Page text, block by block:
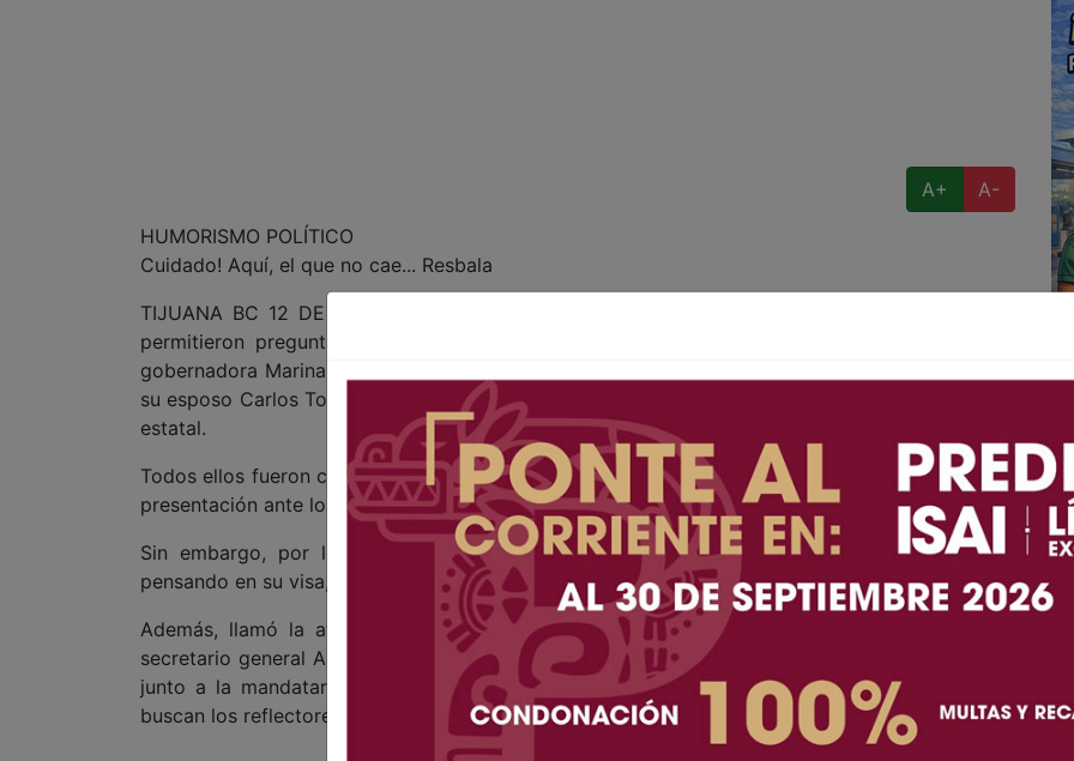
A+
A-
HUMORISMO POLÍTICO
Cuidado! Aquí, el que no cae... Resbala
TIJUANA BC 12 DE MAYO DE 2025 (AFN).- En la conferencia, que no lo fue porque no se
permitieron preguntas de los reporteros, lo interesante (además del posicionamiento de la
gobernadora Marina del Pilar Ávila Olmeda y del hecho de que solo se defendió y no habló de
su esposo Carlos Torres Torres), fue la presencia y actitud de sus colaboradores en el gabinete
estatal.
Todos ellos fueron convocados (por lo que se ve) para que arroparan a la gobernadora en esta
presentación ante los medios, para que se viera que tenían su respaldo.
Sin embargo, por los rictus de sus rostros y sus gestos, parecía más bien que estaban
pensando en su visa, y en el hecho de que no les fuera cancelada también.
Además, llamó la atención de que ahora, salvo por la presencia a un costado de ella del
secretario general Alfredo Álvarez Cárdenas, no aparecieron en los lugares de privilegio o sea,
junto a la mandataria, los funcionarios de primer nivel, o sean sus secretarios, que siempre
buscan los reflectores en las mañaneras.